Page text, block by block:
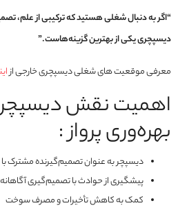
“اگر به دنبال شغلی هستید که ترکیبی از علم،
دیسپچری یکی از بهترین گزینه‌هاست.”
معرفی موقعیت های شغلی دیسپچری خارجی از
اهمیت نقش دیسپچر
بهره‌وری پرواز :
دیسپچر به عنوان تصمیم‌گیرنده مشترک با
پیشگیری از حوادث با تصمیم‌گیری آگاهانه
کمک به کاهش تأخیرات و مصرف سوخت